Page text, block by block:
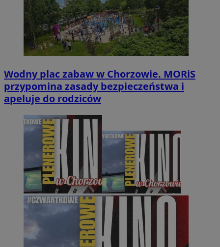
Wodny plac zabaw w Chorzowie. MORiS
przypomina zasady bezpieczeństwa i
apeluje do rodziców